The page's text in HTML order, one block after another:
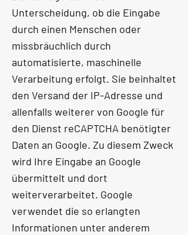
Unterscheidung, ob die Eingabe
durch einen Menschen oder
missbräuchlich durch
automatisierte, maschinelle
Verarbeitung erfolgt. Sie beinhaltet
den Versand der IP-Adresse und
allenfalls weiterer von Google für
den Dienst reCAPTCHA benötigter
Daten an Google. Zu diesem Zweck
wird Ihre Eingabe an Google
übermittelt und dort
weiterverarbeitet. Google
verwendet die so erlangten
Informationen unter anderem